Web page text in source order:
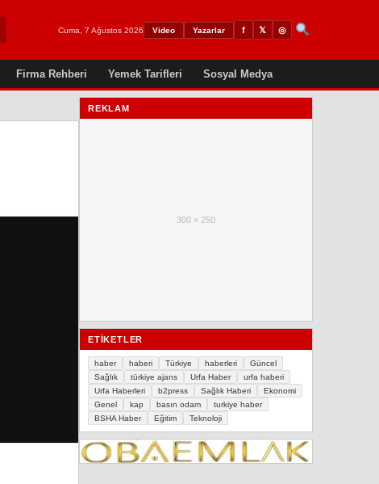
Cuma, 7 Ağustos 2026 Video Yazarlar f 𝕏 ◎
Firma Rehberi Yemek Tarifleri Sosyal Medya
REKLAM
300 × 250
ETIKETLER
haber haberi Türkiye haberleri
Güncel
Sağlık
türkiye ajans Urfa Haber
urfa haberi
Urfa Haberleri
b2press Sağlık Haberi
Ekonomi
Genel
kap basın odam
turkiye haber
BSHA Haber
Eğitim Teknoloji